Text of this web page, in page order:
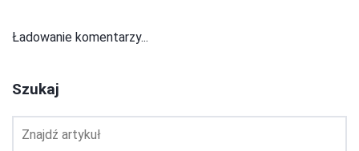
Ładowanie komentarzy...
Szukaj